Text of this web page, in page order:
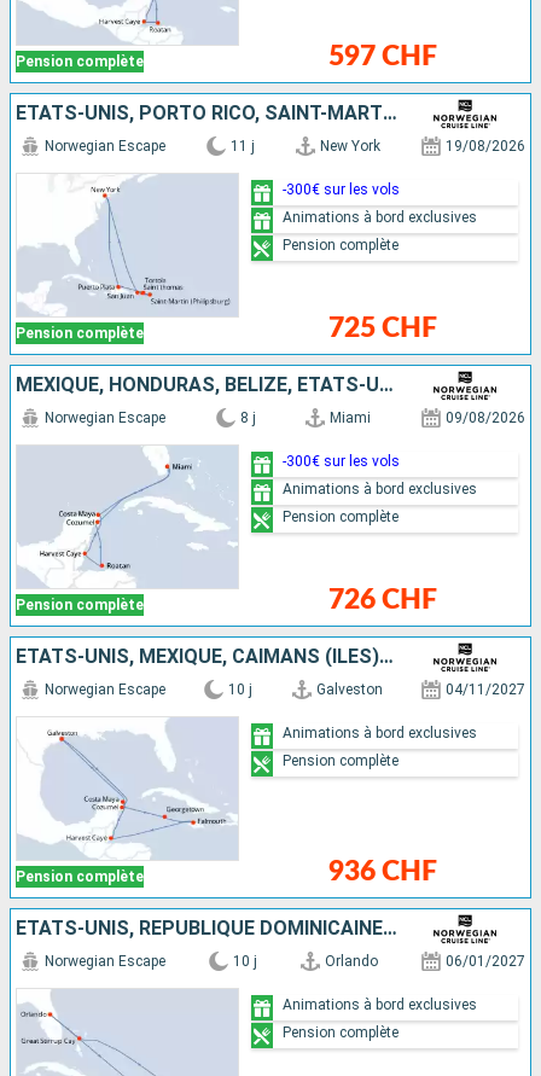
Pension complète 597 CHF
ÉTATS-UNIS, PORTO RICO, SAINT-MARTIN, SAINT-THOMAS, TORTOLA, RÉPUBLIQUE DOMINICAINE
Pension complète
Norwegian Escape 11 j New York 19/08/2026
725 CHF
-300€ sur les vols
Animations à bord exclusives
Pension complète
MEXIQUE, HONDURAS, BELIZE, ÉTATS-UNIS
Pension complète
Norwegian Escape 8 j Miami 09/08/2026
726 CHF
-300€ sur les vols
Animations à bord exclusives
Pension complète
ÉTATS-UNIS, MEXIQUE, CAÏMANS (ÎLES), JAMAÏQUE, BELIZE
Pension complète
Norwegian Escape 10 j Galveston 04/11/2027
936 CHF
Animations à bord exclusives
Pension complète
ÉTATS-UNIS, RÉPUBLIQUE DOMINICAINE, PORTO RICO, SAINT-MARTIN, SAINT-THOMAS, TORTOLA, BAHAMAS
Norwegian Escape 10 j Orlando 06/01/2027
Animations à bord exclusives
Pension complète